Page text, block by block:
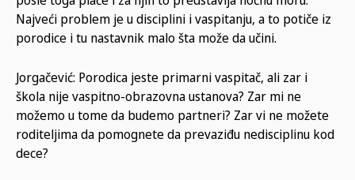
Najveći problem je u disciplini i vaspitanju, a to potiče iz
porodice i tu nastavnik malo šta može da učini.
Jorgačević: Porodica jeste primarni vaspitač, ali zar i
škola nije vaspitno-obrazovna ustanova? Zar mi ne
možemo u tome da budemo partneri? Zar vi ne možete
roditeljima da pomognete da prevaziđu nedisciplinu kod
dece?